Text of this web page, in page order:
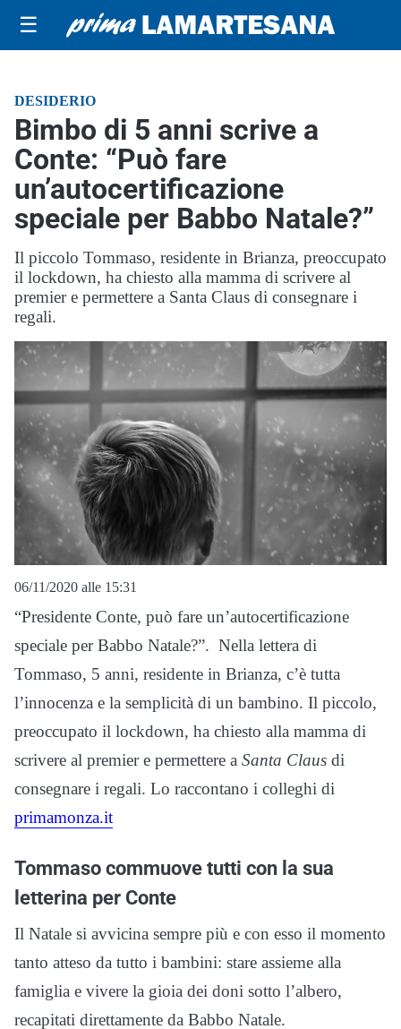
☰
DESIDERIO
Bimbo di 5 anni scrive a
Conte: “Può fare
un’autocertificazione
speciale per Babbo Natale?”
Il piccolo Tommaso, residente in Brianza, preoccupato
il lockdown, ha chiesto alla mamma di scrivere al
premier e permettere a Santa Claus di consegnare i
regali.
06/11/2020 alle 15:31
“Presidente Conte, può fare un’autocertificazione
speciale per Babbo Natale?”. Nella lettera di
Tommaso, 5 anni, residente in Brianza, c’è tutta
l’innocenza e la semplicità di un bambino. Il piccolo,
preoccupato il lockdown, ha chiesto alla mamma di
scrivere al premier e permettere a Santa Claus di
consegnare i regali. Lo raccontano i colleghi di
primamonza.it
Tommaso commuove tutti con la sua
letterina per Conte
Il Natale si avvicina sempre più e con esso il momento
tanto atteso da tutto i bambini: stare assieme alla
famiglia e vivere la gioia dei doni sotto l’albero,
recapitati direttamente da Babbo Natale.